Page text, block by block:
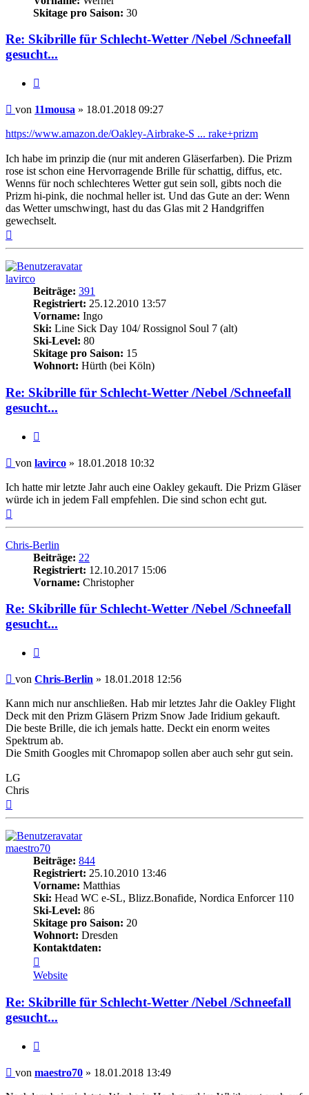
Skitage pro Saison: 30
Re: Skibrille für Schlecht-Wetter /Nebel /Schneefall
gesucht...
Beitrag
von 11mousa » 18.01.2018 09:27
https://www.amazon.de/Oakley-Airbrake-S ... rake+prizm
Ich habe im prinzip die (nur mit anderen Gläserfarben). Die Prizm
rose ist schon eine Hervorragende Brille für schattig, diffus, etc.
Wenns für noch schlechteres Wetter gut sein soll, gibts noch die
Prizm hi-pink, die nochmal heller ist. Und das Gute an der: Wenn
das Wetter umschwingt, hast du das Glas mit 2 Handgriffen
gewechselt.
lavirco
Beiträge: 391
Registriert: 25.12.2010 13:57
Vorname: Ingo
Ski: Line Sick Day 104/ Rossignol Soul 7 (alt)
Ski-Level: 80
Skitage pro Saison: 15
Wohnort: Hürth (bei Köln)
Re: Skibrille für Schlecht-Wetter /Nebel /Schneefall
gesucht...
Beitrag
von lavirco » 18.01.2018 10:32
Ich hatte mir letzte Jahr auch eine Oakley gekauft. Die Prizm Gläser
würde ich in jedem Fall empfehlen. Die sind schon echt gut.
Chris-Berlin
Beiträge: 22
Registriert: 12.10.2017 15:06
Vorname: Christopher
Re: Skibrille für Schlecht-Wetter /Nebel /Schneefall
gesucht...
Beitrag
von Chris-Berlin » 18.01.2018 12:56
Kann mich nur anschließen. Hab mir letztes Jahr die Oakley Flight
Deck mit den Prizm Gläsern Prizm Snow Jade Iridium gekauft.
Die beste Brille, die ich jemals hatte. Deckt ein enorm weites
Spektrum ab.
Die Smith Googles mit Chromapop sollen aber auch sehr gut sein.
LG
Chris
maestro70
Beiträge: 844
Registriert: 25.10.2010 13:46
Vorname: Matthias
Ski: Head WC e-SL, Blizz.Bonafide, Nordica Enforcer 110
Ski-Level: 86
Skitage pro Saison: 20
Wohnort: Dresden
Kontaktdaten:
von
maestro70
Website
Re: Skibrille für Schlecht-Wetter /Nebel /Schneefall
gesucht...
Beitrag
von maestro70 » 18.01.2018 13:49